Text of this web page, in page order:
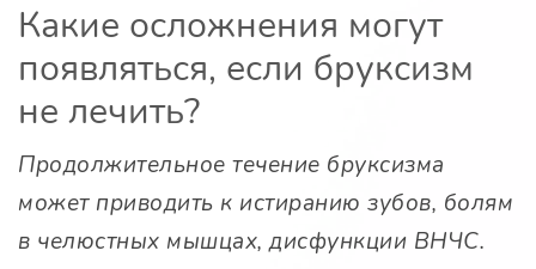
Какие осложнения могут
появляться, если бруксизм
не лечить?
Продолжительное течение бруксизма
может приводить к истиранию зубов, болям
в челюстных мышцах, дисфункции ВНЧС.